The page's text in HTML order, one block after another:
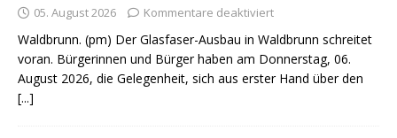
05. August 2026 Kommentare deaktiviert
Waldbrunn. (pm) Der Glasfaser-Ausbau in Waldbrunn schreitet
voran. Bürgerinnen und Bürger haben am Donnerstag, 06.
August 2026, die Gelegenheit, sich aus erster Hand über den
[...]